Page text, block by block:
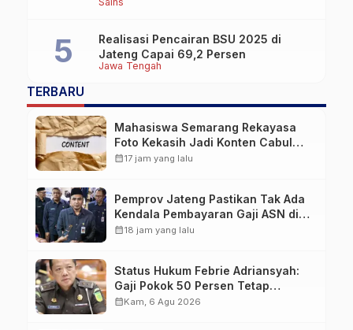
Jawa Tengah
Realisasi Pencairan BSU 2025 di
Jateng Capai 69,2 Persen
TERBARU
Mahasiswa Semarang Rekayasa
Foto Kekasih Jadi Konten Cabul
karena Sakit Hati
calendar_month17 jam yang lalu
Pemprov Jateng Pastikan Tak Ada
Kendala Pembayaran Gaji ASN di
Tengah Pemangkasan Transfer ke
calendar_month18 jam yang lalu
Status Hukum Febrie Adriansyah:
Gaji Pokok 50 Persen Tetap
Mengalir, Tunjangan Disetop
calendar_monthKam, 6 Agu 2026